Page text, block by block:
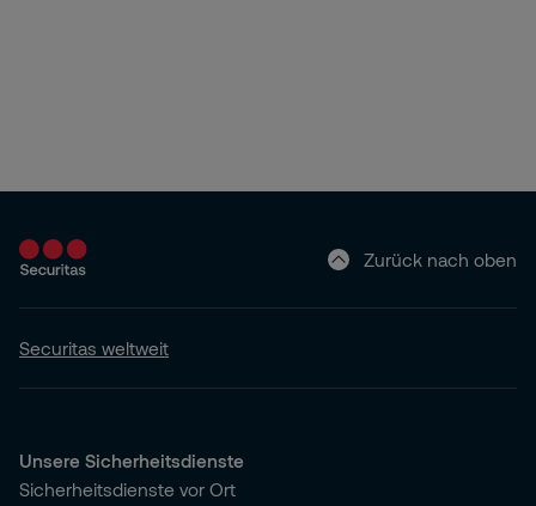
Zurück nach oben
Securitas weltweit
Unsere Sicherheitsdienste
Sicherheitsdienste vor Ort